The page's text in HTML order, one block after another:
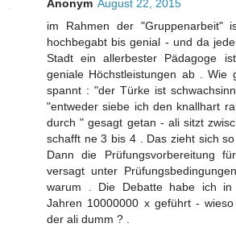
Anonym August 22, 2015
im Rahmen der "Gruppenarbeit"
hochbegabt bis genial - und da
Stadt ein allerbester Pädagoge
geniale Höchstleistungen ab . Wie
spannt : "der Türke ist
"entweder siebe ich den knallhart
durch " gesagt getan - ali sitzt
schafft ne 3 bis 4 . Das zieht sich
Dann die Prüfungsvorbereitung
versagt unter
warum . Die Debatte habe ich in
Jahren 10000000 x geführt -
der ali dumm ? .